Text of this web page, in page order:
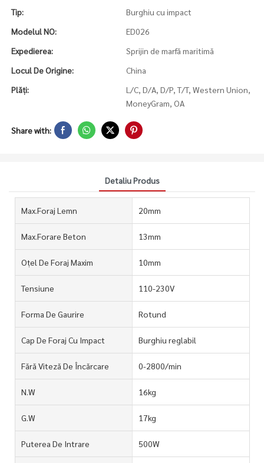
Tip:
Burghiu cu impact
Modelul NO:
ED026
Expedierea:
Sprijin de marfă maritimă
Locul De Origine:
China
Plăți:
L/C, D/A, D/P, T/T, Western Union,
MoneyGram, OA
Share with:
Detaliu Produs
Max.Foraj Lemn 20mm
Max.Forare Beton 13mm
Oțel De Foraj Maxim 10mm
Tensiune 110-230V
Forma De Gaurire Rotund
Cap De Foraj Cu Impact Burghiu reglabil
Fără Viteză De Încărcare 0-2800/min
N.W 16kg
G.W 17kg
Puterea De Intrare 500W